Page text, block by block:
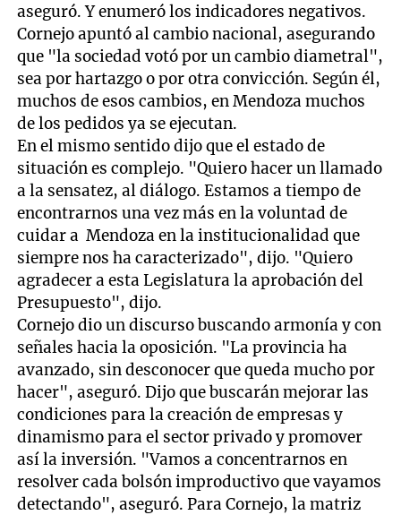
aseguró. Y enumeró los indicadores negativos.
Cornejo apuntó al cambio nacional, asegurando
que "la sociedad votó por un cambio diametral",
sea por hartazgo o por otra convicción. Según él,
muchos de esos cambios, en Mendoza muchos
de los pedidos ya se ejecutan.
En el mismo sentido dijo que el estado de
situación es complejo. "Quiero hacer un llamado
a la sensatez, al diálogo. Estamos a tiempo de
encontrarnos una vez más en la voluntad de
cuidar a Mendoza en la institucionalidad que
siempre nos ha caracterizado", dijo. "Quiero
agradecer a esta Legislatura la aprobación del
Presupuesto", dijo.
Cornejo dio un discurso buscando armonía y con
señales hacia la oposición. "La provincia ha
avanzado, sin desconocer que queda mucho por
hacer", aseguró. Dijo que buscarán mejorar las
condiciones para la creación de empresas y
dinamismo para el sector privado y promover
así la inversión. "Vamos a concentrarnos en
resolver cada bolsón improductivo que vayamos
detectando", aseguró. Para Cornejo, la matriz